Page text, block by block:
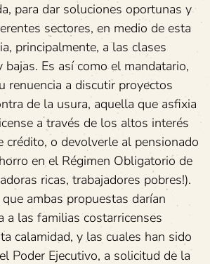
para dar soluciones oportunas y
sectores, en medio de esta
principalmente, a las clases
bajas. Es así como el mandatario,
renuencia a discutir proyectos
de la usura, aquella que asfixia
a través de los altos interés
crédito, o devolverle al pensionado
en el Régimen Obligatorio de
ricas, trabajadores pobres!).
ambas propuestas darían
a las familias costarricenses
calamidad, y las cuales han sido
Poder Ejecutivo, a solicitud de la